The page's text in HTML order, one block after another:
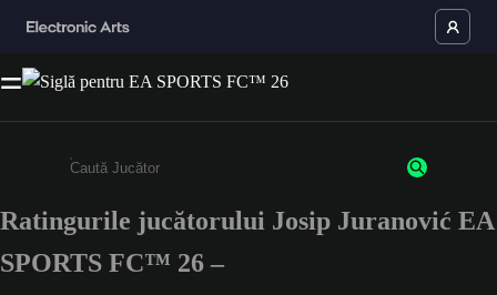
Enter a minimum of 3 characters or numbers
Ratingurile jucătorului Josip Juranović EA
SPORTS FC™ 26 –